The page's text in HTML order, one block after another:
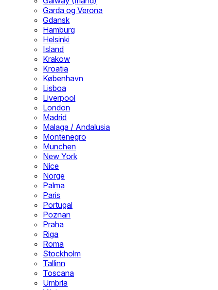
Garda og Verona
Gdansk
Hamburg
Helsinki
Island
Krakow
Kroatia
København
Lisboa
Liverpool
London
Madrid
Malaga / Andalusia
Montenegro
Munchen
New York
Nice
Norge
Palma
Paris
Portugal
Poznan
Praha
Riga
Roma
Stockholm
Tallinn
Toscana
Umbria